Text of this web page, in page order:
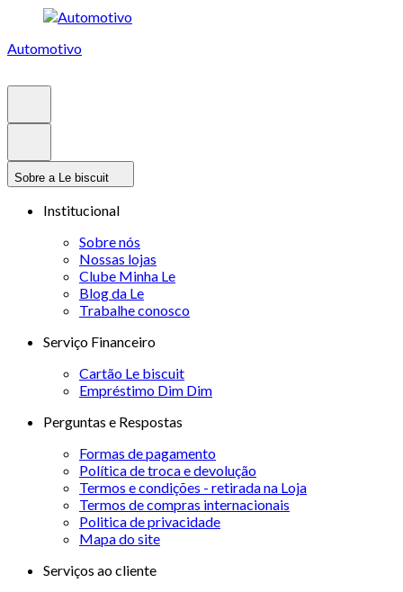
Automotivo
Sobre a Le biscuit
Institucional
Sobre nós
Nossas lojas
Clube Minha Le
Blog da Le
Trabalhe conosco
Serviço Financeiro
Cartão Le biscuit
Empréstimo Dim Dim
Perguntas e Respostas
Formas de pagamento
Política de troca e devolução
Termos e condições - retirada na Loja
Termos de compras internacionais
Politica de privacidade
Mapa do site
Serviços ao cliente